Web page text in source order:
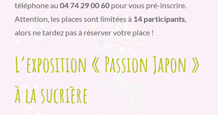
téléphone au 04 74 29 00 60 pour vous pré-inscrire.
Attention, les places sont limitées à 14 participants,
alors ne tardez pas à réserver votre place !
L’exposition « Passion Japon »
à la sucrière